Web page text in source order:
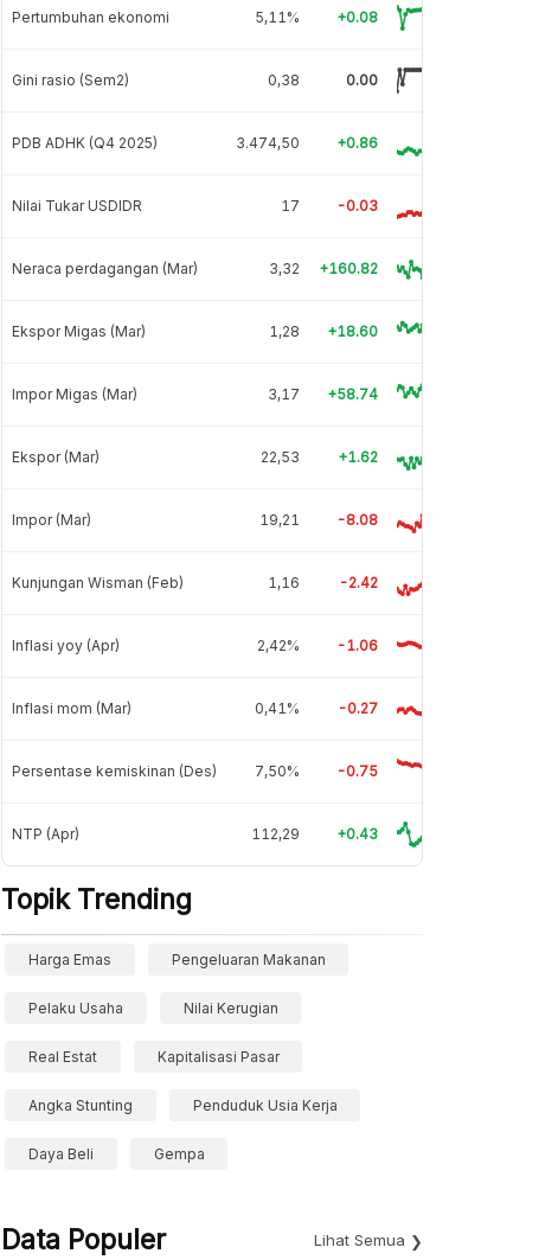
Pertumbuhan ekonomi 5,11% +0.08
Gini rasio (Sem2) 0,38 0.00
PDB ADHK (Q4 2025) 3.474,50 +0.86
Nilai Tukar USDIDR 17 -0.03
Neraca perdagangan (Mar) 3,32 +160.82
Ekspor Migas (Mar) 1,28 +18.60
Impor Migas (Mar) 3,17 +58.74
Ekspor (Mar) 22,53 +1.62
Impor (Mar) 19,21 -8.08
Kunjungan Wisman (Feb) 1,16 -2.42
Inflasi yoy (Apr) 2,42% -1.06
Inflasi mom (Mar) 0,41% -0.27
Persentase kemiskinan (Des) 7,50% -0.75
NTP (Apr) 112,29 +0.43
Topik Trending
Harga Emas Pengeluaran Makanan
Pelaku Usaha Nilai Kerugian
Real Estat Kapitalisasi Pasar
Angka Stunting Penduduk Usia Kerja
Daya Beli Gempa
Data Populer Lihat Semua